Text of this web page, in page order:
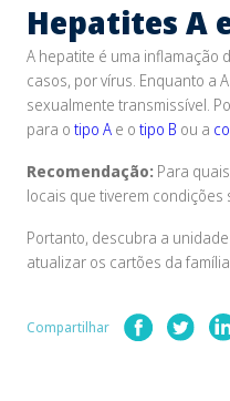
Hepatites A
A hepatite é uma inflamação
casos, por vírus. Enquanto a
sexualmente transmissível.
para o tipo A e o tipo B ou a
Recomendação: Para
locais que tiverem
Portanto, descubra a
atualizar os cartões da
Compartilhar